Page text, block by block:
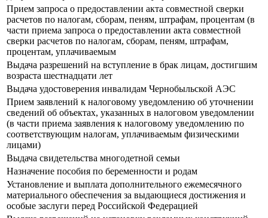
Прием запроса о предоставлении акта совместной сверки
расчетов по налогам, сборам, пеням, штрафам, процентам (в
части приема запроса о предоставлении акта совместной
сверки расчетов по налогам, сборам, пеням, штрафам,
процентам, уплачиваемым
Выдача разрешений на вступление в брак лицам, достигшим
возраста шестнадцати лет
Выдача удостоверения инвалидам Чернобыльской АЭС
Прием заявлений к налоговому уведомлению об уточнении
сведений об объектах, указанных в налоговом уведомлении
(в части приема заявления к налоговому уведомлению по
соответствующим налогам, уплачиваемым физическими
лицами)
Выдача свидетельства многодетной семьи
Назначение пособия по беременности и родам
Установление и выплата дополнительного ежемесячного
материального обеспечения за выдающиеся достижения и
особые заслуги перед Российской Федерацией